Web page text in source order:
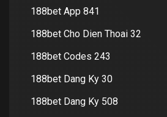
188bet App 841
188bet Cho Dien Thoai 32
188bet Codes 243
188bet Dang Ky 30
188bet Dang Ky 508